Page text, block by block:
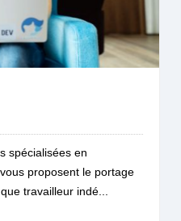
spécialisées en
proposent le portage
travailleur indé...